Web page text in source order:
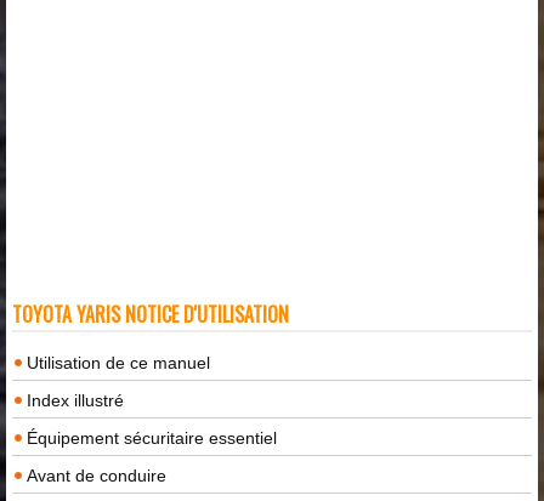
TOYOTA YARIS NOTICE D'UTILISATION
Utilisation de ce manuel
Index illustré
Équipement sécuritaire essentiel
Avant de conduire